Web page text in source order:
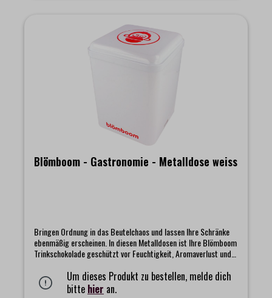
Blömboom - Gastronomie - Metalldose weiss
Bringen Ordnung in das Beutelchaos und lassen Ihre Schränke
ebenmäßig erscheinen. In diesen Metalldosen ist Ihre Blömboom
Trinkschokolade geschützt vor Feuchtigkeit, Aromaverlust und
die großen Food Service-Dosen. In den Farben weiß und rot
verfügbar.Fassungsvermögen: 1 kg.
Um dieses Produkt zu bestellen, melde dich
bitte hier an.